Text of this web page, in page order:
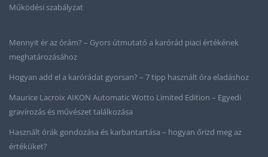
Működési szabályzat
Mennyit ér az órám? – Gyors útmutató a karórád piaci értékének
meghatározásához
Hogyan add el a karórádat gyorsan? – 7 tipp használt óra eladáshoz
Maurice Lacroix AIKON Automatic Wotto Limited Edition – Egyedi
gravírozás és művészet találkozása
Használt órák gondozása és karbantartása – hogyan őrizd meg az
értéküket?